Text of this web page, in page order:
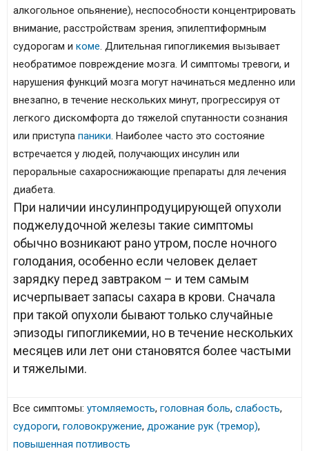
алкогольное опьянение), неспособности концентрировать
внимание, расстройствам зрения, эпилептиформным
судорогам и коме. Длительная гипогликемия вызывает
необратимое повреждение мозга. И симптомы тревоги, и
нарушения функций мозга могут начинаться медленно или
внезапно, в течение нескольких минут, прогрессируя от
легкого дискомфорта до тяжелой спутанности сознания
или приступа паники. Наиболее часто это состояние
встречается у людей, получающих инсулин или
пероральные сахароснижающие препараты для лечения
диабета.
При наличии инсулинпродуцирующей опухоли
поджелудочной железы такие симптомы
обычно возникают рано утром, после ночного
голодания, особенно если человек делает
зарядку перед завтраком – и тем самым
исчерпывает запасы сахара в крови. Сначала
при такой опухоли бывают только случайные
эпизоды гипогликемии, но в течение нескольких
месяцев или лет они становятся более частыми
и тяжелыми.
Все симптомы: утомляемость, головная боль, слабость,
судороги, головокружение, дрожание рук (тремор),
повышенная потливость